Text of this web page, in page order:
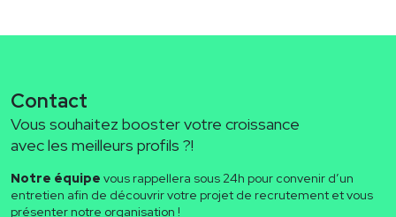
Contact
Vous souhaitez booster votre croissance
avec les meilleurs profils ?!
Notre équipe vous rappellera sous 24h pour convenir d’un
entretien afin de découvrir votre projet de recrutement et vous
présenter notre organisation !